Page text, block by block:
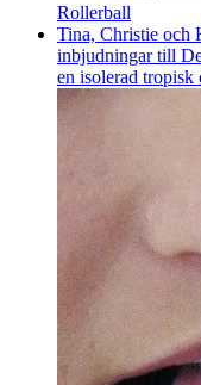
Rollerball
Tina, Christie och
inbjudningar till
en isolerad tropisk